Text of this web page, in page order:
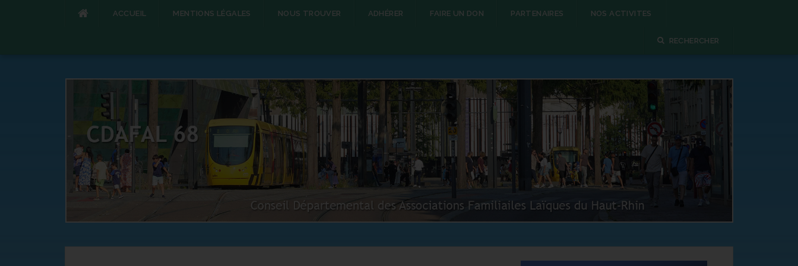
ACCUEIL MENTIONS LÉGALES NOUS TROUVER ADHÉRER FAIRE UN DON PARTENAIRES NOS ACTIVITES
RECHERCHER